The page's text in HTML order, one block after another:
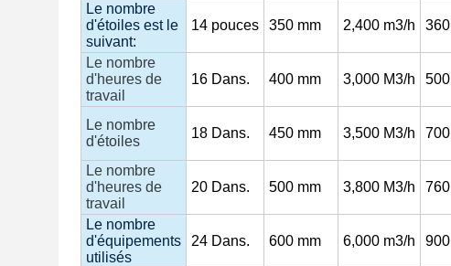
Le nombre
d'étoiles est le
suivant:
14 pouces 350 mm 2,400 m3/h 360
Le nombre
d'heures de
travail
16 Dans. 400 mm 3,000 M3/h 500
Le nombre
d'étoiles
18 Dans. 450 mm 3,500 M3/h 700
Le nombre
d'heures de
travail
20 Dans. 500 mm 3,800 M3/h 760
Le nombre
d'équipements
utilisés
24 Dans. 600 mm 6,000 m3/h 900